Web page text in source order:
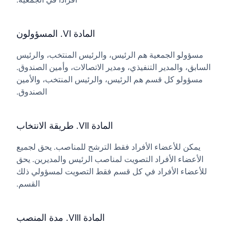
المادة VI. المسؤولون
مسؤولو الجمعية هم الرئيس، والرئيس المنتخب، والرئيس
السابق، والمدير التنفيذي، ومدير الاتصالات، وأمين الصندوق.
مسؤولو كل قسم هم الرئيس، والرئيس المنتخب، والأمين
الصندوق.
المادة VII. طريقة الانتخاب
يمكن للأعضاء الأفراد فقط الترشح للمناصب. يحق لجميع
الأعضاء الأفراد التصويت لمناصب الرئيس والمديرين. يحق
للأعضاء الأفراد في كل قسم فقط التصويت لمسؤولي ذلك
القسم.
المادة VIII. مدة المنصب